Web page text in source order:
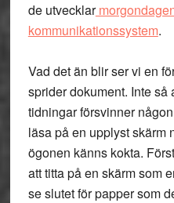
de utvecklar
kommunikationssystem.
Vad det än blir ser vi en
sprider dokument. Inte så
tidningar försvinner
läsa på en upplyst skärm
ögonen känns kokta.
att titta på en skärm som
se slutet för papper som